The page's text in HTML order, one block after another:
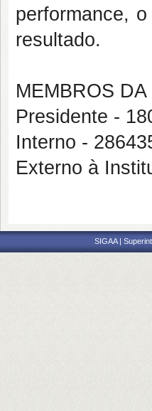
performance,
resultado.
MEMBROS DA
Presidente -
Interno -
Externo à
SIGAA |